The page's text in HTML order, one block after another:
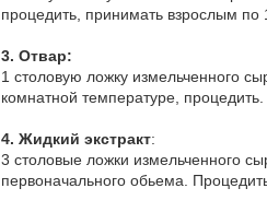
процедить, принимать взрослым по
3. Отвар:
1 столовую ложку измельченного
комнатной температуре,
4. Жидкий экстракт:
3 столовые ложки измельченного
первоначального обьема.